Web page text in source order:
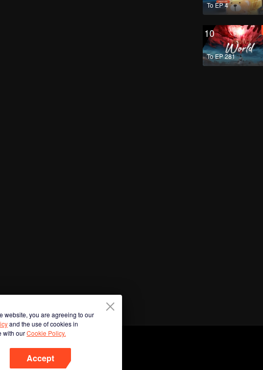
To EP 4
10
To EP 281
website, you are agreeing to our
and the use of cookies in
with ourCookie Policy.
Accept